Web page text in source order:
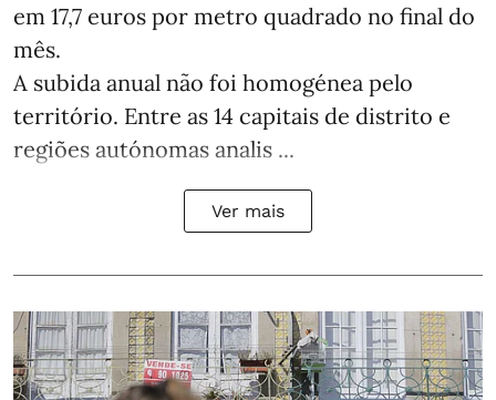
em 17,7 euros por metro quadrado no final do
mês.
A subida anual não foi homogénea pelo
território. Entre as 14 capitais de distrito e
regiões autónomas analis ...
Ver mais